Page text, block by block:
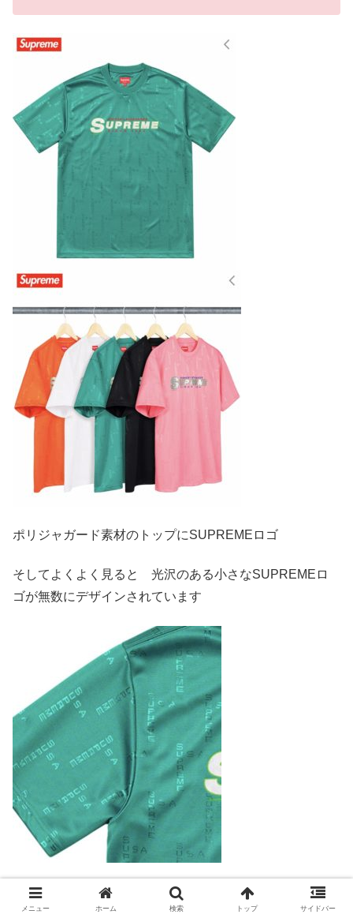
ポリジャガード素材のトップにSUPREMEロゴ
そしてよくよく見ると 光沢のある小さなSUPREMEロ
ゴが無数にデザインされています
キラキラしていてカッコ良さそうですね
メニュー ホーム 検索 トップ サイドバー